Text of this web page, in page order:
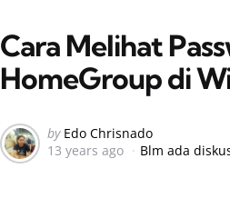
Cara Melihat
HomeGroup di
Posted
by
by Edo Chrisnado
13 years ago
Blm ada